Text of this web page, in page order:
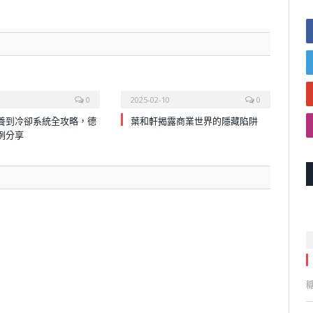
0
到冷卻系統全攻略，德
分享
2025-02-10 0
葉和軒揭露商業世界的隱藏陷阱